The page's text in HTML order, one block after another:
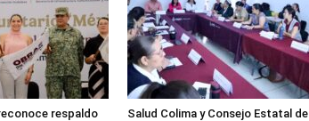
respaldo
Salud Colima y Consejo Estatal de